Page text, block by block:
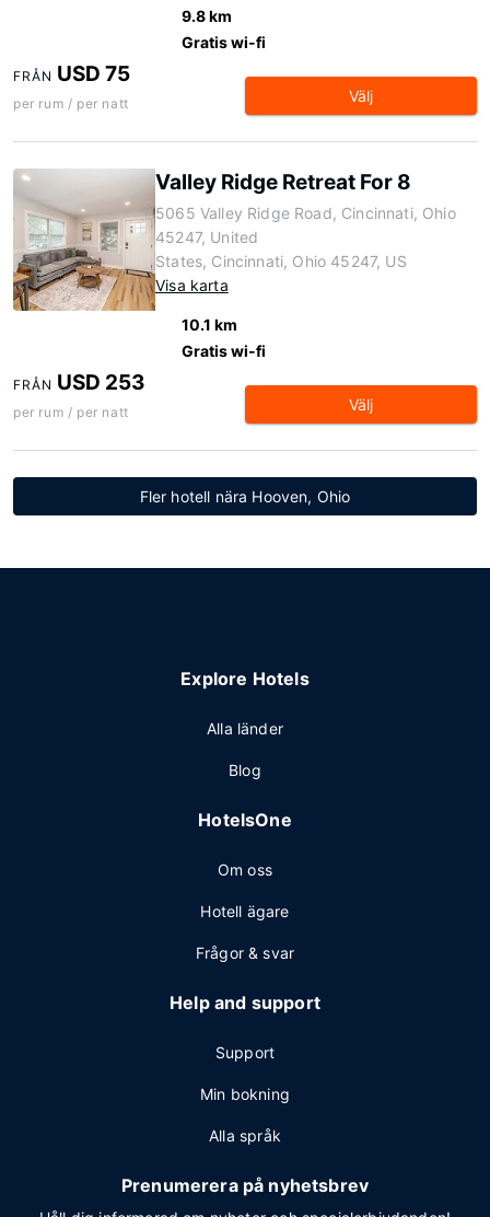
9.8 km
Gratis wi-fi
FRÅN USD 75
per rum / per natt Välj
Valley Ridge Retreat For 8
5065 Valley Ridge Road, Cincinnati, Ohio
45247, United
States, Cincinnati, Ohio 45247, US
Visa karta
10.1 km
Gratis wi-fi
FRÅN USD 253
per rum / per natt Välj
Fler hotell nära Hooven, Ohio
Explore Hotels
Alla länder
Blog
HotelsOne
Om oss
Hotell ägare
Frågor & svar
Help and support
Support
Min bokning
Alla språk
Prenumerera på nyhetsbrev